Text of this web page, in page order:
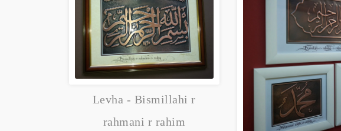
Levha - Bismillahi r
rahmani r rahim